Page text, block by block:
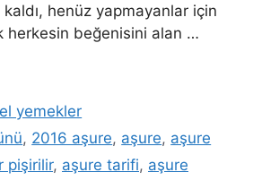
henüz yapmayanlar için
herkesin beğenisini alan …
yemekler
, 2016 aşure, aşure, aşure
pişirilir, aşure tarifi, aşure